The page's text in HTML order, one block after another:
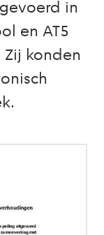
in
en AT5
Zij konden